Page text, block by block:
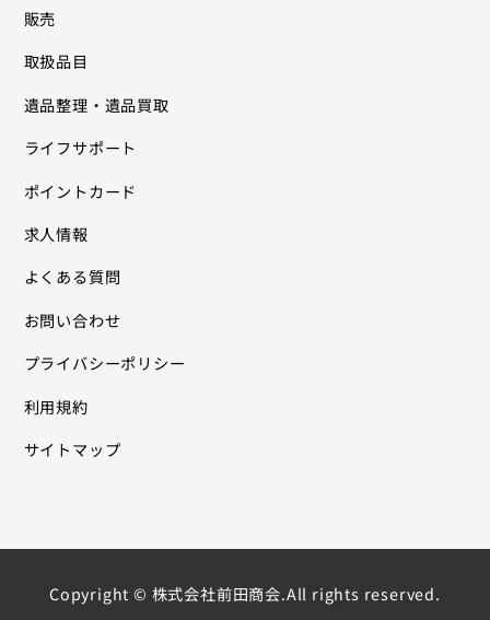
販売
取扱品目
遺品整理・遺品買取
ライフサポート
ポイントカード
求人情報
よくある質問
お問い合わせ
プライバシーポリシー
利用規約
サイトマップ
Copyright © 株式会社前田商会.All rights reserved.